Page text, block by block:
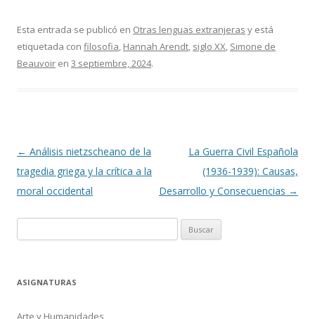
Esta entrada se publicó en Otras lenguas extranjeras y está
etiquetada con filosofia, Hannah Arendt, siglo XX, Simone de
Beauvoir en 3 septiembre, 2024.
Navegación
de
entradas
← Análisis nietzscheano de la
tragedia griega y la crítica a la
moral occidental
La Guerra Civil Española
(1936-1939): Causas,
Desarrollo y Consecuencias →
ASIGNATURAS
Arte y Humanidades